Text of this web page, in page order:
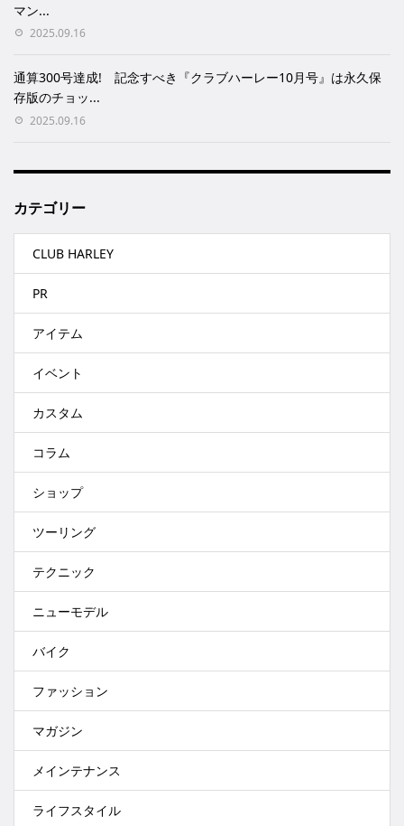
マン...
2025.09.16
通算300号達成! 記念すべき『クラブハーレー10月号』は永久保
存版のチョッ...
2025.09.16
カテゴリー
CLUB HARLEY
PR
アイテム
イベント
カスタム
コラム
ショップ
ツーリング
テクニック
ニューモデル
バイク
ファッション
マガジン
メインテナンス
ライフスタイル